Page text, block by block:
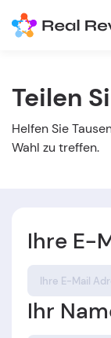
Teilen
Helfen Sie
Wahl zu treffen.
Ihre E-
Ihr